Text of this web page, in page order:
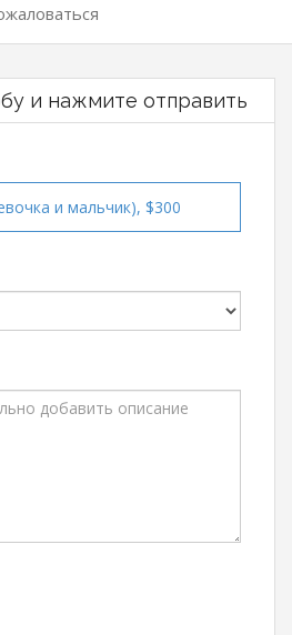
и нажмите отправить
и мальчик), $300